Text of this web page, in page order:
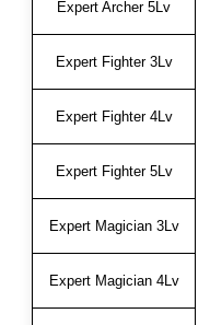
Expert Archer 5Lv
Expert Fighter 3Lv
Expert Fighter 4Lv
Expert Fighter 5Lv
Expert Magician 3Lv
Expert Magician 4Lv